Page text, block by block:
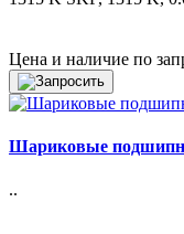
Цена и наличие по
Шариковые
..